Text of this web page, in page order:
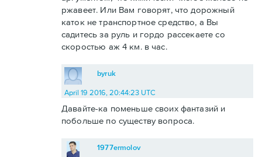
ржавеет. Или Вам говорят, что дорожный
каток не транспортное средство, а Вы
садитесь за руль и гордо рассекаете со
скоростью аж 4 км. в час.
byruk
April 19 2016, 20:44:23 UTC
Давайте-ка поменьше своих фантазий и
побольше по существу вопроса.
1977ermolov